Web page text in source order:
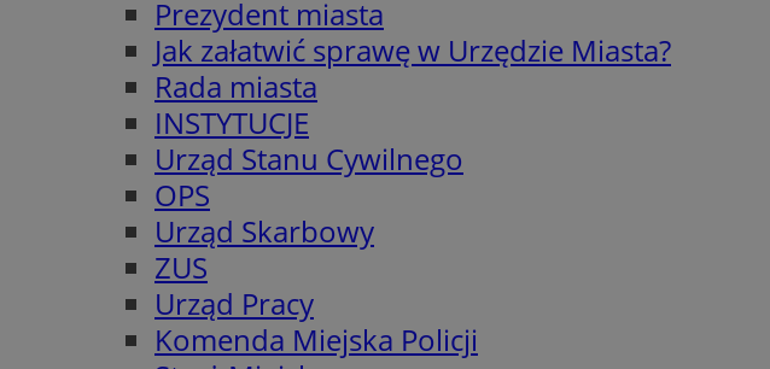
Prezydent miasta
Jak załatwić sprawę w Urzędzie Miasta?
Rada miasta
INSTYTUCJE
Urząd Stanu Cywilnego
OPS
Urząd Skarbowy
ZUS
Urząd Pracy
Komenda Miejska Policji